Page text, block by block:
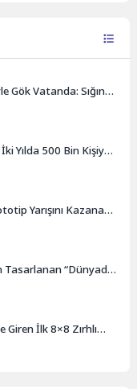
Gök Vatanda: Sığınak
Yılda 500 Bin Kişiye
Yarışını Kazanan
Tasarlanan “Dünyada
Giren İlk 8×8 Zırhlı